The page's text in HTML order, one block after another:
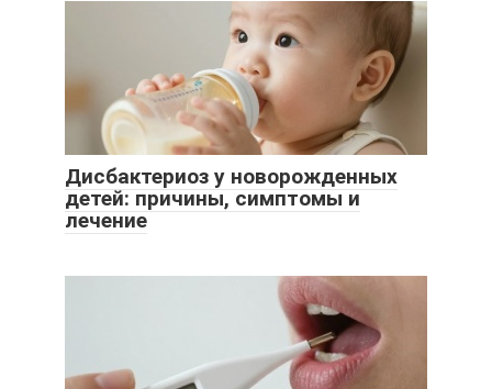
Дисбактериоз у новорожденных
детей: причины, симптомы и
лечение